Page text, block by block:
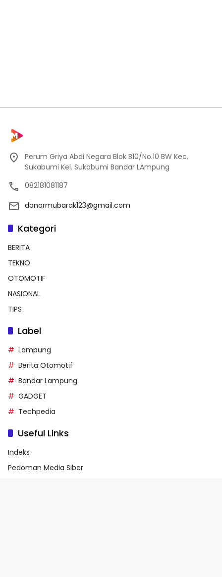
Perum Griya Abdi Negara Blok B10/No.10 BW Kec.
Sukabumi Kel. Sukabumi Bandar LAmpung
082181081187
danarmubarak123@gmail.com
Kategori
BERITA
TEKNO
OTOMOTIF
NASIONAL
TIPS
Label
Lampung
Berita Otomotif
Bandar Lampung
GADGET
Techpedia
Useful Links
Indeks
Pedoman Media Siber